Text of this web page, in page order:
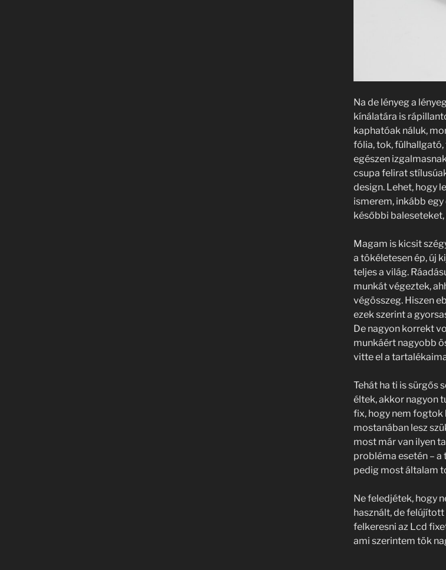
Na de lényeg a
kínálatára is
kaphatóak náluk,
fólia, tok,
egészen
csupa felirat
design. Lehet, hogy
ismerem, inkább
későbbi
Magam is kicsit
a tökéletesen ép, új
teljes a világ.
munkát végeztek,
végösszeg. Hiszen
ezek szerint a
De nagyon korrekt
munkáért nagyobb
vitte el a
Tehát ha ti is sürgős
éltek, akkor nagyon
fix, hogy nem fogtok
mostanában lesz
most már van ilyen
probléma esetén –
pedig most általam
Ne feledjétek, hogy
használt, de
felkeresni az Lcd
ami szerintem tök